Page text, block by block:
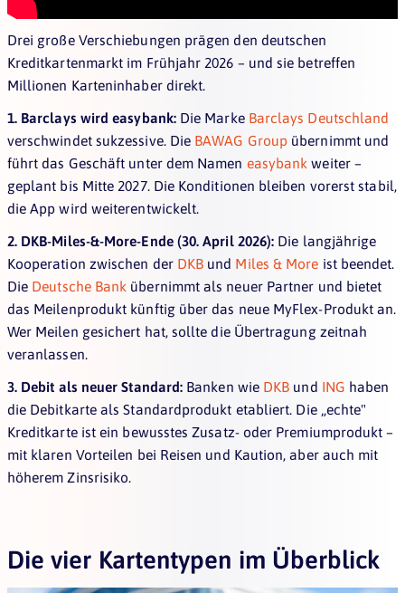
Drei große Verschiebungen prägen den deutschen
Kreditkartenmarkt im Frühjahr 2026 – und sie betreffen
Millionen Karteninhaber direkt.
1. Barclays wird easybank:Die Marke Barclays Deutschland
verschwindet sukzessive. Die BAWAG Group übernimmt und
führt das Geschäft unter dem Namen easybankweiter –
geplant bis Mitte 2027. Die Konditionen bleiben vorerst stabil,
die App wird weiterentwickelt.
2. DKB-Miles-&-More-Ende (30. April 2026): Die langjährige
Kooperation zwischen der DKB und Miles & More ist beendet.
Die Deutsche Bank übernimmt als neuer Partner und bietet
das Meilenprodukt künftig über das neue MyFlex-Produkt an.
Wer Meilen gesichert hat, sollte die Übertragung zeitnah
veranlassen.
3. Debit als neuer Standard: Banken wie DKB und ING haben
die Debitkarte als Standardprodukt etabliert. Die „echte"
Kreditkarte ist ein bewusstes Zusatz- oder Premiumprodukt –
mit klaren Vorteilen bei Reisen und Kaution, aber auch mit
höherem Zinsrisiko.
Die vier Kartentypen im Überblick